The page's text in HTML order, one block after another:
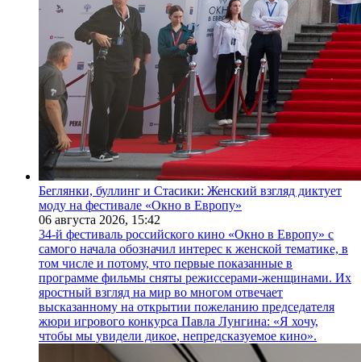
Беглянки, буллинг и Стасики: Женский взгляд диктует
моду на фестивале «Окно в Европу»
06 августа 2026, 15:42
34-й фестиваль российского кино «Окно в Европу» с
самого начала обозначил интерес к женской тематике, в
том числе и потому, что первые показанные в
программе фильмы сняты режиссерами-женщинами. Их
яростный взгляд на мир во многом отвечает
высказанному на открытии пожеланию председателя
жюри игрового конкурса Павла Лунгина: «Я хочу,
чтобы мы увидели дикое, непредсказуемое кино».